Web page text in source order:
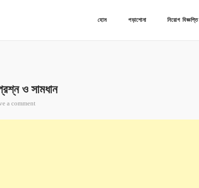
হোম পড়াশোনা নিয়োগ বিজ্ঞপ্তি
ও সামধান
a comment